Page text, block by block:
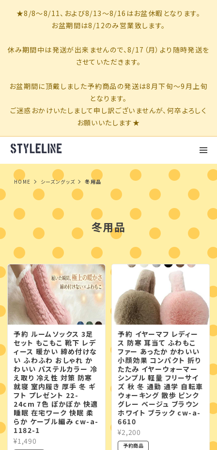
HOME シーズングッズ 冬用品
冬用品
予約 ルームソックス 3足
セット もこもこ 靴下 レデ
ィース 暖かい 締め付けな
い ふわふわ おしゃれ か
わいい パステルカラー 冷
え取り 冷え性 対策 防寒
就寝 室内履き 厚手 冬 ギ
フト プレゼント 22-
24cm 7色 ぽかぽか 快適
睡眠 在宅ワーク 快眠 柔
らか ケーブル編み cw-a-
1182-1
¥1,490
予約 イヤーマフ レディー
ス 防寒 耳当て ふわもこ
ファー あったか かわいい
小顔効果 コンパクト 折り
たたみ イヤーウォーマー
シンプル 軽量 フリーサイ
ズ 秋 冬 通勤 通学 自転車
ウォーキング 散歩 ピンク
グレー ベージュ ブラウン
ホワイト ブラック cw-a-
6610
¥2,200
予約商品